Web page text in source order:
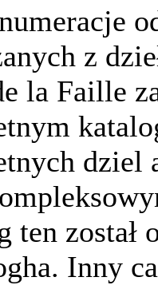
z
la Faille
dziel
ten został
Inny